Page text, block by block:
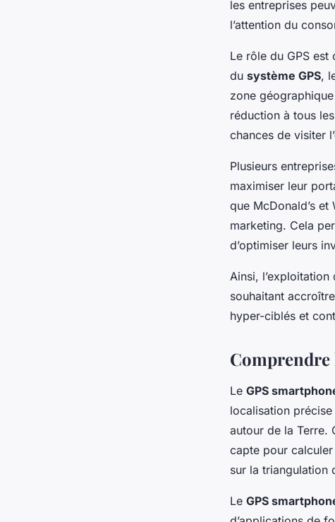
les entreprises
l’attention du
Le rôle du GPS est
du système GPS,
zone
réduction à tous
chances de visiter
Plusieurs
maximiser leur
que McDonald’s
marketing. Cela
d’optimiser leurs
Ainsi, l’exploitation
souhaitant
hyper-ciblés et
Comprendre
Le GPS
localisation
autour de la Terre.
capte pour
sur la triangulation
Le GPS